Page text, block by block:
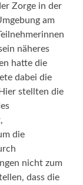
Zorge in der
am
näheres
hatte die
dabei die
stellten die
die
nicht zum
dass die